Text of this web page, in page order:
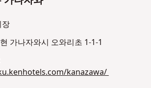
가나자와시 오와리초 1-1-1
kanazawa/